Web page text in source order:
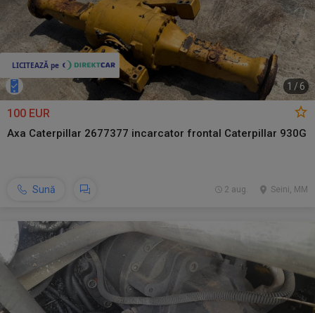
1 /6
100 EUR
Axa Caterpillar 2677377 incarcator frontal Caterpillar 930G
Sună Seini, MM
2 aug.